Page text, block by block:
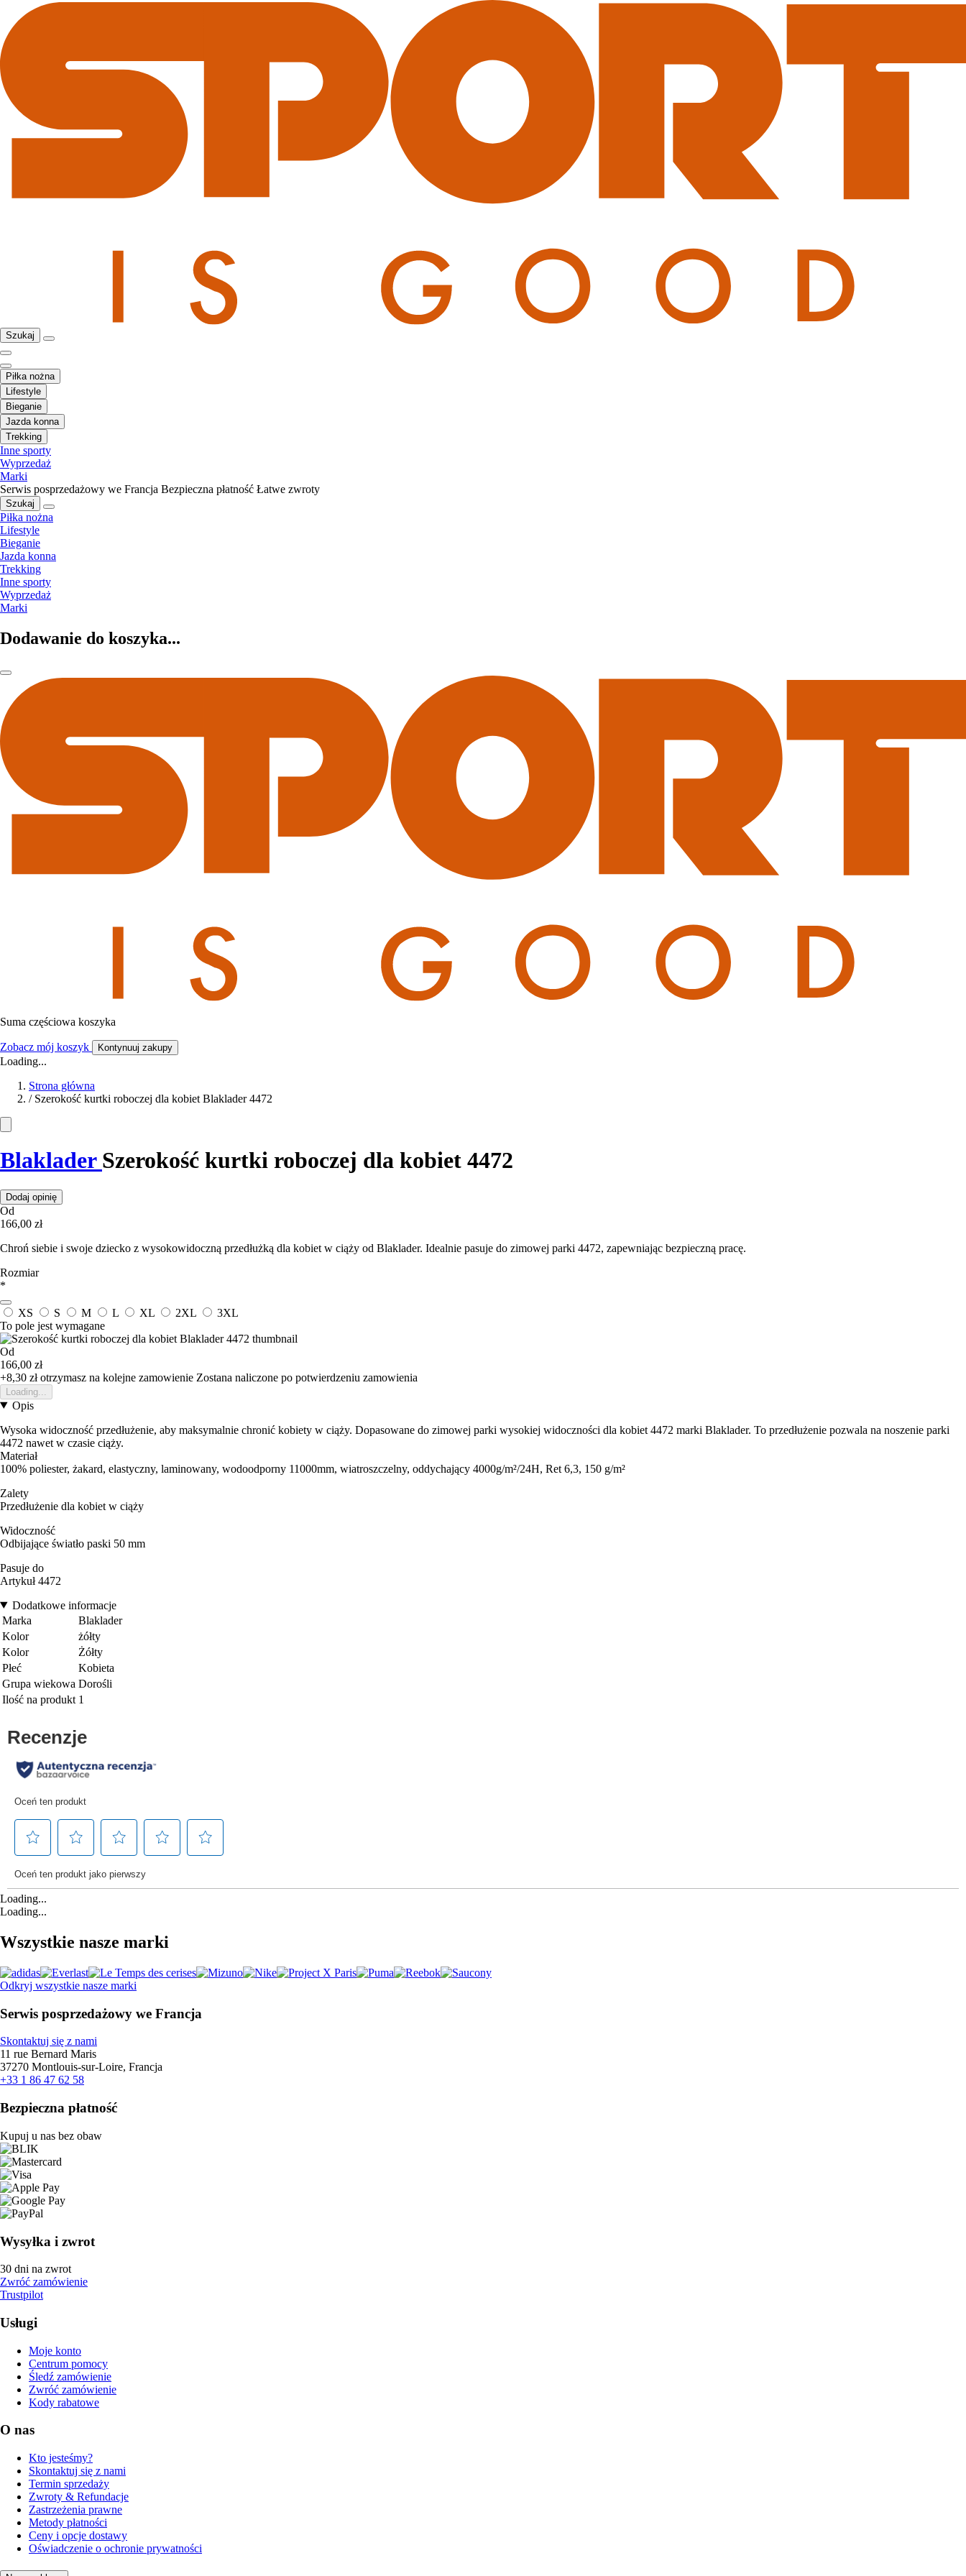
Szukaj
Piłka nożna
Lifestyle
Bieganie
Jazda konna
Trekking
Inne sporty
Wyprzedaż
Marki
Serwis posprzedażowy we Francja Bezpieczna płatność Łatwe zwroty
Szukaj
Piłka nożna
Lifestyle
Bieganie
Jazda konna
Trekking
Inne sporty
Wyprzedaż
Marki
Dodawanie do koszyka...
Suma częściowa koszyka
Zobacz mój koszyk Kontynuuj zakupy
Loading...
Strona główna
/ Szerokość kurtki roboczej dla kobiet Blaklader 4472
Blaklader Szerokość kurtki roboczej dla kobiet 4472
Dodaj opinię
Od
166,00 zł
Chroń siebie i swoje dziecko z wysokowidoczną przedłużką dla kobiet w ciąży od Blaklader. Idealnie pasuje do zimowej parki 4472, zapewniając bezpieczną pracę.
Rozmiar
*
XS S M L XL 2XL
3XL
To pole jest wymagane
Od
166,00 zł
+8,30 złotrzymasz na kolejne zamowienie Zostana naliczone po potwierdzeniu zamowienia
Loading...
Opis
Wysoka widoczność przedłużenie, aby maksymalnie chronić kobiety w ciąży. Dopasowane do zimowej parki wysokiej widoczności dla kobiet 4472 marki Blaklader. To przedłużenie pozwala na noszenie parki
4472 nawet w czasie ciąży.
Materiał
100% poliester, żakard, elastyczny, laminowany, wodoodporny 11000mm, wiatroszczelny, oddychający 4000g/m²/24H, Ret 6,3, 150 g/m²
Zalety
Przedłużenie dla kobiet w ciąży
Widoczność
Odbijające światło paski 50 mm
Pasuje do
Artykuł 4472
Dodatkowe informacje
Marka
Blaklader
Kolor
żółty
Kolor
Żółty
Płeć
Kobieta
Grupa wiekowa Dorośli
Ilość na produkt 1
Loading...
Loading...
Wszystkie nasze marki
Odkryj wszystkie nasze marki
Serwis posprzedażowy we Francja
Skontaktuj się z nami
11 rue Bernard Maris
37270 Montlouis-sur-Loire, Francja
+33 1 86 47 62 58
Bezpieczna płatność
Kupuj u nas bez obaw
Wysyłka i zwrot
30 dni na zwrot
Zwróć zamówienie
Trustpilot
Usługi
Moje konto
Centrum pomocy
Śledź zamówienie
Zwróć zamówienie
Kody rabatowe
O nas
Kto jesteśmy?
Skontaktuj się z nami
Termin sprzedaży
Zwroty & Refundacje
Zastrzeżenia prawne
Metody płatności
Ceny i opcje dostawy
Oświadczenie o ochronie prywatności